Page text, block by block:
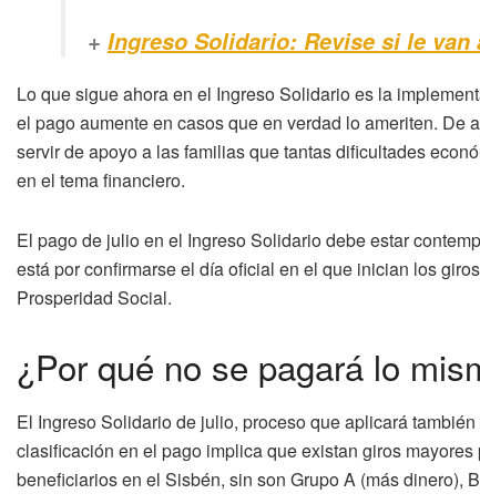
+ Ingreso Solidario: Revise si le
Lo que sigue ahora en el Ingreso Solidario es la
el pago aumente en casos que en verdad lo ameriten.
servir de apoyo a las familias que tantas dificultades
en el tema financiero.
El pago de julio en el Ingreso Solidario debe estar
está por confirmarse el día oficial en el que inician los
Prosperidad Social.
¿Por qué no se pagará lo
El Ingreso Solidario de julio, proceso que aplicará
clasificación en el pago implica que existan giros
beneficiarios en el Sisbén, sin son Grupo A (más dinero),